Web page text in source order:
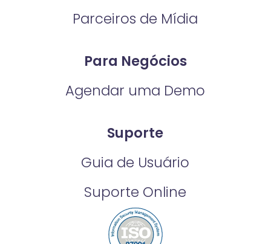
Parceiros de Mídia
Para Negócios
Agendar uma Demo
Suporte
Guia de Usuário
Suporte Online